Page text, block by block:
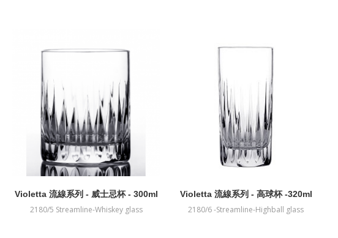
Violetta 流線系列 - 威士忌杯 - 300ml
2180/5 Streamline-Whiskey glass
Violetta 流線系列 - 高球杯 -320ml
2180/6 -Streamline-Highball glass